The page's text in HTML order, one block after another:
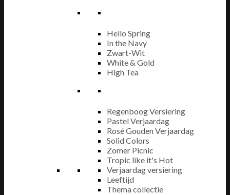
Hello Spring
In the Navy
Zwart-Wit
White & Gold
High Tea
Regenboog Versiering
Pastel Verjaardag
Rosé Gouden Verjaardag
Solid Colors
Zomer Picnic
Tropic like it's Hot
Verjaardag versiering
Leeftijd
Thema collectie